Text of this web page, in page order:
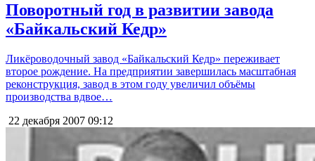
Поворотный год в развитии завода
«Байкальский Кедр»
Ликёроводочный завод «Байкальский Кедр» переживает
второе рождение. На предприятии завершилась масштабная
реконструкция, завод в этом году увеличил объёмы
производства вдвое…
22 декабря 2007 09:12